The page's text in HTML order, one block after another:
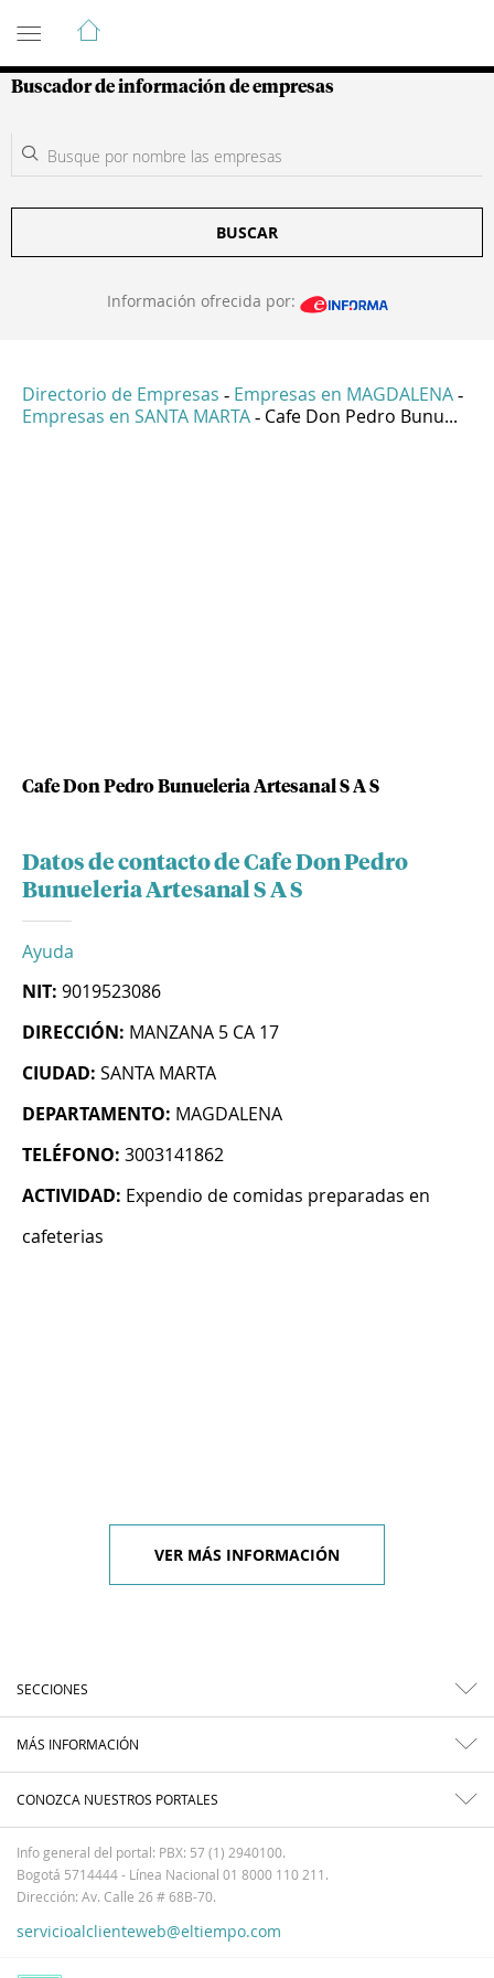
Guía de Empresas Colombianas
Buscador de información de empresas
BUSCAR
Información ofrecida por:
Directorio de Empresas - Empresas en MAGDALENA -
Empresas en SANTA MARTA - Cafe Don Pedro Bunu...
Cafe Don Pedro Bunueleria Artesanal S A S
Datos de contacto de Cafe Don Pedro
Bunueleria Artesanal S A S
Ayuda
NIT: 9019523086
DIRECCIÓN: MANZANA 5 CA 17
CIUDAD: SANTA MARTA
DEPARTAMENTO: MAGDALENA
TELÉFONO: 3003141862
ACTIVIDAD: Expendio de comidas preparadas en
cafeterias
VER MÁS INFORMACIÓN
SECCIONES
MÁS INFORMACIÓN
CONOZCA NUESTROS PORTALES
Info general del portal: PBX: 57 (1) 2940100.
Bogotá 5714444 - Línea Nacional 01 8000 110 211.
Dirección: Av. Calle 26 # 68B-70.
servicioalclienteweb@eltiempo.com